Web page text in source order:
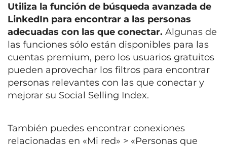
Utiliza la función de búsqueda avanzada de
LinkedIn para encontrar a las personas
adecuadas con las que conectar. Algunas de
las funciones sólo están disponibles para las
cuentas premium, pero los usuarios gratuitos
pueden aprovechar los filtros para encontrar
personas relevantes con las que conectar y
mejorar su Social Selling Index.
También puedes encontrar conexiones
relacionadas en «Mi red» > «Personas que